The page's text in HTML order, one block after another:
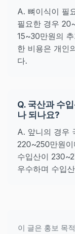
A. 뼈이식이 필
필요한 경우
15~30만원의
한 비용은 개인
다.
Q. 국산과 수
나 되나요?
A. 앞니의 경우
220~250만원
수입산이
우수하며 수입
이 글은 홍보 목